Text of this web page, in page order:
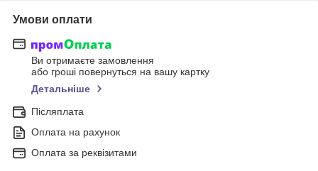
Умови оплати
Ви отримаєте замовлення
або гроші повернуться на вашу картку
Детальніше
Післяплата
Оплата на рахунок
Оплата за реквізитами